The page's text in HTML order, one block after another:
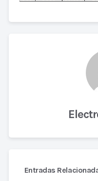
Entradas